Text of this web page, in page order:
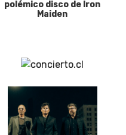
polémico disco de Iron
Maiden